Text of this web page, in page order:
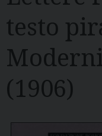
testo
(1906)